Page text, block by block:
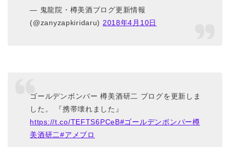
— 鬼龍院・樽美酒ブログ更新情報
(@zanyzapkiridaru) 2018年4月10日
ゴールデンボンバー 樽美酒研二 ブログを更新しま
した。 『携帯壊れました』
https://t.co/TEFTS6PCeB#ゴールデンボンバー樽
美酒研二#アメブロ